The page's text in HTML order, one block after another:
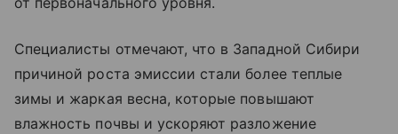
Специалисты отмечают, что в Западной Сибири
причиной роста эмиссии стали более теплые
зимы и жаркая весна, которые повышают
влажность почвы и ускоряют разложение